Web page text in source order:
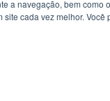
a navegação, bem como
cada vez melhor. Você